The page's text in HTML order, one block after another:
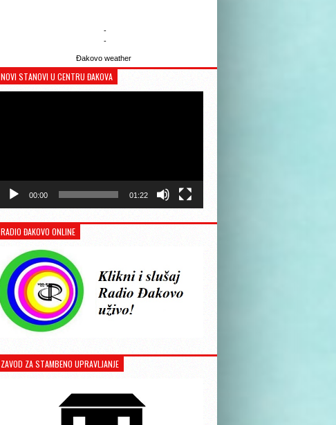
-
-
Đakovo weather
NOVI STANOVI U CENTRU ĐAKOVA
00:00 01:22
RADIO ĐAKOVO ONLINE
ZAVOD ZA STAMBENO UPRAVLJANJE